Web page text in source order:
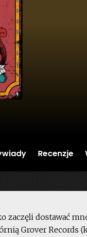
Recenzje
zaczęli dostawać
Grover Records